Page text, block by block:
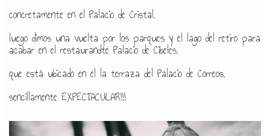
concretamente en el Palacio de Cristal,
luego dimos una vuelta por los parques y el lago del retiro para
acabar en el restaurandte Palacio de Cibeles,
que está ubicado en el la terraza del Palacio de Correos,
sencillamente EXPECTACULAR!!!